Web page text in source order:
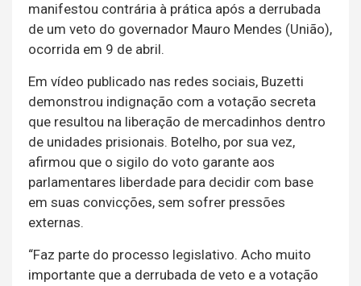
manifestou contrária à prática após a derrubada
de um veto do governador Mauro Mendes (União),
ocorrida em 9 de abril.
Em vídeo publicado nas redes sociais, Buzetti
demonstrou indignação com a votação secreta
que resultou na liberação de mercadinhos dentro
de unidades prisionais. Botelho, por sua vez,
afirmou que o sigilo do voto garante aos
parlamentares liberdade para decidir com base
em suas convicções, sem sofrer pressões
externas.
“Faz parte do processo legislativo. Acho muito
importante que a derrubada de veto e a votação